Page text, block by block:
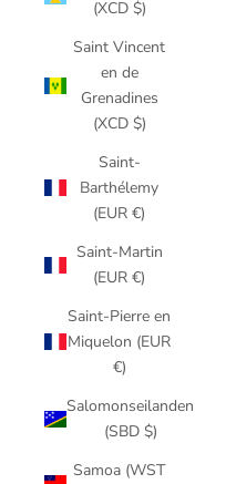
(XCD $)
Saint Vincent
en de
Grenadines
(XCD $)
Saint-
Barthélemy
(EUR €)
Saint-Martin
(EUR €)
Saint-Pierre en
Miquelon (EUR
€)
Salomonseilanden
(SBD $)
Samoa (WST